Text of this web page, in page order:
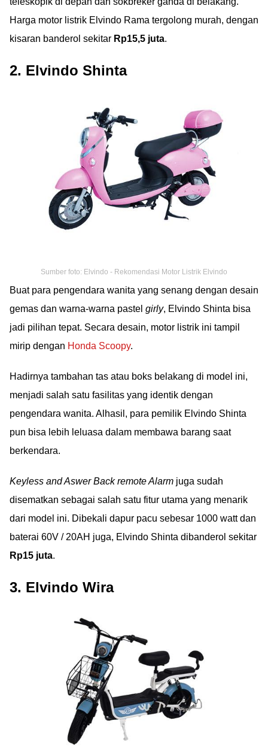
Harga motor listrik Elvindo Rama tergolong murah, dengan
kisaran banderol sekitar Rp15,5 juta.
2. Elvindo Shinta
Sumber foto: Elvindo - Rekomendasi Motor Listrik Elvindo
Buat para pengendara wanita yang senang dengan desain
gemas dan warna-warna pastel girly, Elvindo Shinta bisa
jadi pilihan tepat. Secara desain, motor listrik ini tampil
mirip dengan Honda Scoopy.
Hadirnya tambahan tas atau boks belakang di model ini,
menjadi salah satu fasilitas yang identik dengan
pengendara wanita. Alhasil, para pemilik Elvindo Shinta
pun bisa lebih leluasa dalam membawa barang saat
berkendara.
Keyless and Aswer Back remote Alarm juga sudah
disematkan sebagai salah satu fitur utama yang menarik
dari model ini. Dibekali dapur pacu sebesar 1000 watt dan
baterai 60V / 20AH juga, Elvindo Shinta dibanderol sekitar
Rp15 juta.
3. Elvindo Wira